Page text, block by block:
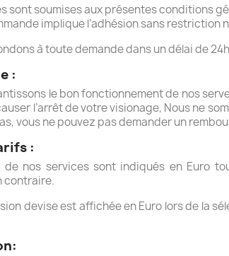
sont soumises aux présentes conditions
implique l’adhésion sans restriction
à toute demande dans un délai de
:
le bon fonctionnement de nos
l’arrêt de votre visionage, Nous ne
vous ne pouvez pas demander un
:
de nos services sont indiqués en Euro
contraire.
devise est affichée en Euro lors de la